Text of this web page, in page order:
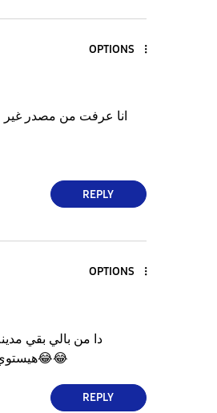
OPTIONS
انا عرفت من مصدر غير
REPLY
OPTIONS
دا من بالي بقي
😂😂
REPLY